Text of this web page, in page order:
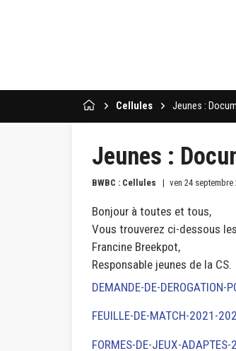
Cellules Jeunes :
Jeunes :
BWBC : Cellules ven 24 septembre
Bonjour à toutes et tous,
Vous trouverez ci-dessous
Francine Breekpot,
Responsable jeunes de la CS.
DEMANDE-DE-DEROGATION-
FEUILLE-DE-MATCH-2021-
FORMES-DE-JEUX-